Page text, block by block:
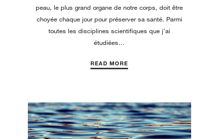
peau, le plus grand organe de notre corps, doit être
choyée chaque jour pour préserver sa santé. Parmi
toutes les disciplines scientifiques que j’ai
étudiées…
READ MORE